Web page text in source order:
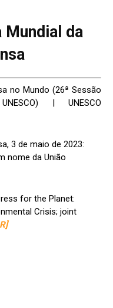
Mundial da
no Mundo (26ª Sessão
| UNESCO
3 de maio de 2023:
nome da União
for the Planet:
Crisis; joint